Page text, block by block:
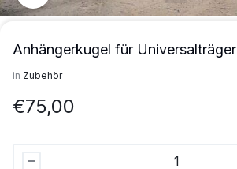
Anhängerkugel für Universalträger
in Zubehör
€75,00